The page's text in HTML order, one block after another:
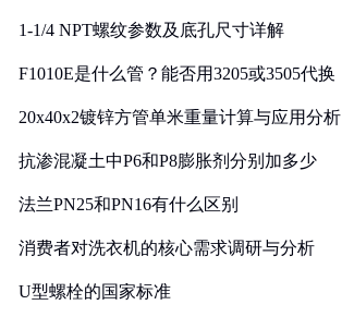
1-1/4 NPT螺纹参数及底孔尺寸详解
F1010E是什么管？能否用3205或3505代换
20x40x2镀锌方管单米重量计算与应用分析
抗渗混凝土中P6和P8膨胀剂分别加多少
法兰PN25和PN16有什么区别
消费者对洗衣机的核心需求调研与分析
U型螺栓的国家标准